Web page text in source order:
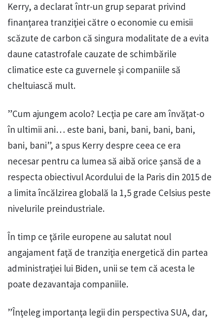
Kerry, a declarat într-un grup separat privind
finanţarea tranziţiei către o economie cu emisii
scăzute de carbon că singura modalitate de a evita
daune catastrofale cauzate de schimbările
climatice este ca guvernele şi companiile să
cheltuiască mult.
”Cum ajungem acolo? Lecţia pe care am învăţat-o
în ultimii ani… este bani, bani, bani, bani, bani,
bani, bani”, a spus Kerry despre ceea ce era
necesar pentru ca lumea să aibă orice şansă de a
respecta obiectivul Acordului de la Paris din 2015 de
a limita încălzirea globală la 1,5 grade Celsius peste
nivelurile preindustriale.
În timp ce ţările europene au salutat noul
angajament faţă de tranziţia energetică din partea
administraţiei lui Biden, unii se tem că acesta le
poate dezavantaja companiile.
”Înţeleg importanţa legii din perspectiva SUA, dar,